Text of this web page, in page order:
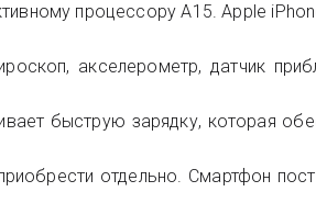
процессору A15. Apple
акселерометр, датчик
быструю зарядку, которая
отдельно. Смартфон